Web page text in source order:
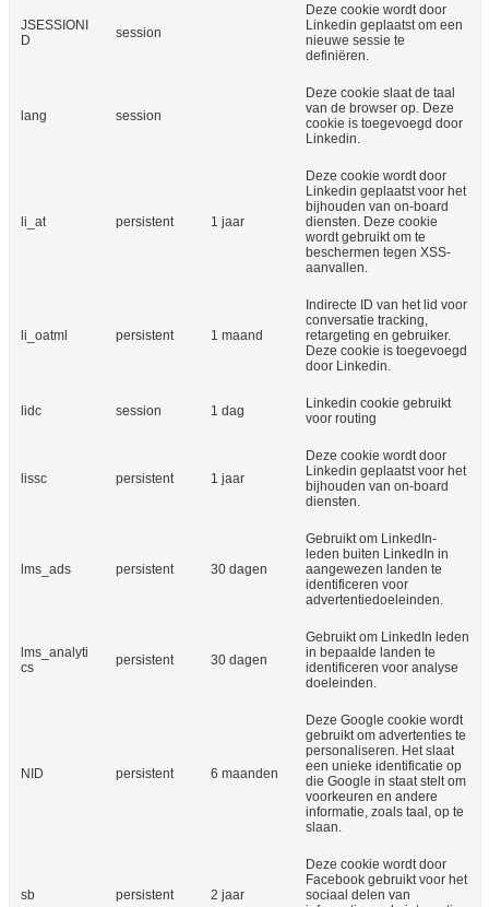
JSESSIONI
D
session
Deze cookie wordt door
Linkedin geplaatst om een
nieuwe sessie te
definiëren.
lang session
Deze cookie slaat de taal
van de browser op. Deze
cookie is toegevoegd door
Linkedin.
li_at persistent 1 jaar
Deze cookie wordt door
Linkedin geplaatst voor het
bijhouden van on-board
diensten. Deze cookie
wordt gebruikt om te
beschermen tegen XSS-
aanvallen.
li_oatml persistent 1 maand
Indirecte ID van het lid voor
conversatie tracking,
retargeting en gebruiker.
Deze cookie is toegevoegd
door Linkedin.
lidc session 1 dag
Linkedin cookie gebruikt
voor routing
lissc persistent 1 jaar
Deze cookie wordt door
Linkedin geplaatst voor het
bijhouden van on-board
diensten.
lms_ads persistent 30 dagen
Gebruikt om LinkedIn-
leden buiten LinkedIn in
aangewezen landen te
identificeren voor
advertentiedoeleinden.
lms_analyti
cs
persistent 30 dagen
Gebruikt om LinkedIn leden
in bepaalde landen te
identificeren voor analyse
doeleinden.
NID persistent 6 maanden
Deze Google cookie wordt
gebruikt om advertenties te
personaliseren. Het slaat
een unieke identificatie op
die Google in staat stelt om
voorkeuren en andere
informatie, zoals taal, op te
slaan.
sb persistent 2 jaar
Deze cookie wordt door
Facebook gebruikt voor het
sociaal delen van